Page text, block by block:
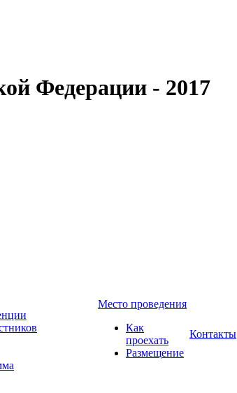
Федерации - 2017
Место проведения
Как
проехать
Размещение
Контакты